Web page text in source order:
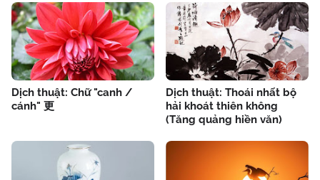
Dịch thuật: Chữ "canh /
cánh" 更
Dịch thuật: Thoái nhất bộ
hải khoát thiên không
(Tăng quảng hiền văn)